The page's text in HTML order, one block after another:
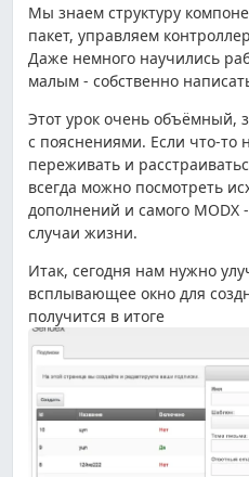
Мы знаем структуру
пакет, управляем
Даже немного научились
малым - собственно
Этот урок очень объёмный,
с пояснениями. Если что-то
переживать и
всегда можно посмотреть
дополнений и самого
случаи жизни.
Итак, сегодня нам нужно
всплывающее окно для
получится в итоге